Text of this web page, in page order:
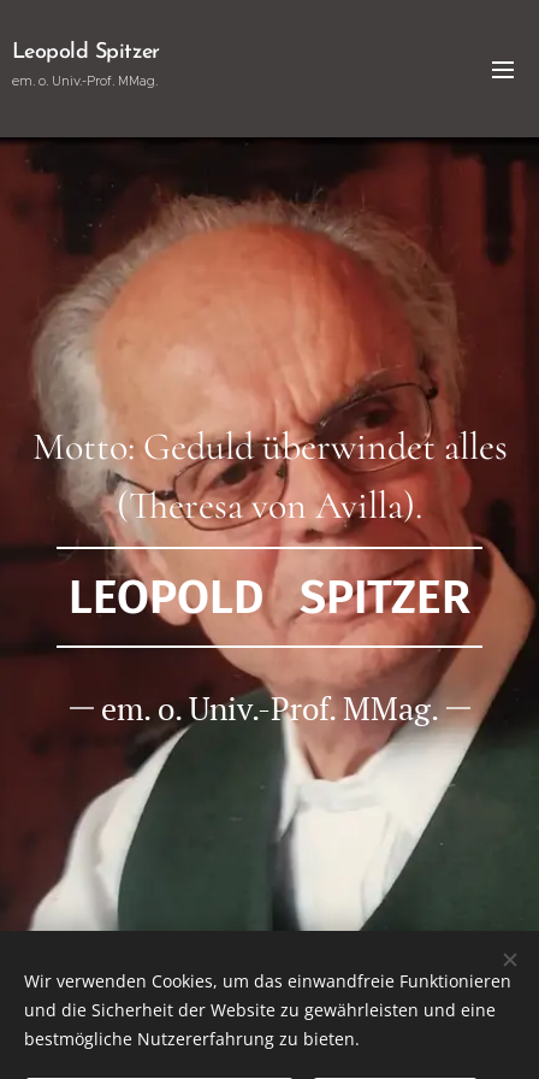
Leopold Spitzer
em. o. Univ.-Prof. MMag.
Motto: Geduld überwindet alles
(Theresa von Avilla).
LEOPOLD SPITZER
em. o. Univ.-Prof. MMag.
© 2026
Wir verwenden Cookies, um das einwandfreie Funktionieren
und die Sicherheit der Website zu gewährleisten und eine
bestmögliche Nutzererfahrung zu bieten.